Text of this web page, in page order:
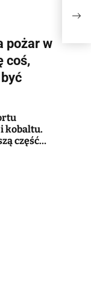
pożar w
coś,
kobaltu.
część